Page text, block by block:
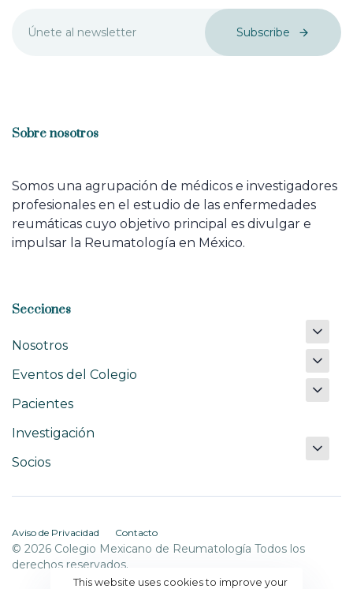
Subscribe
Sobre nosotros
Somos una agrupación de médicos e investigadores
profesionales en el estudio de las enfermedades
reumáticas cuyo objetivo principal es divulgar e
impulsar la Reumatología en México.
Secciones
Nosotros
Eventos del Colegio
Pacientes
Investigación
Socios
Aviso de Privacidad Contacto
© 2026 Colegio Mexicano de Reumatología Todos los
derechos reservados.
This website uses cookies to improve your